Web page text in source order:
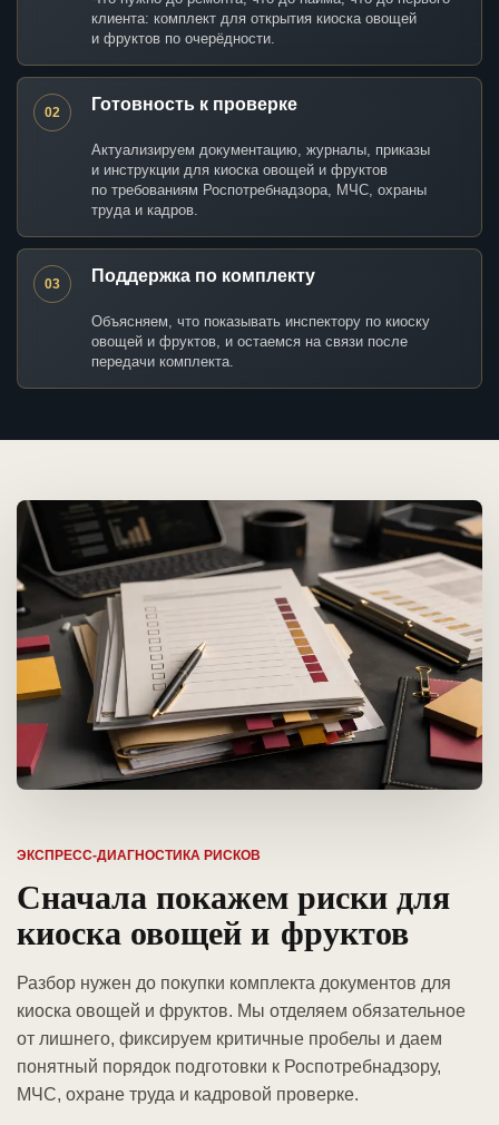
клиента: комплект для открытия киоска овощей
и фруктов по очерёдности.
02 Готовность к проверке
Актуализируем документацию, журналы, приказы
и инструкции для киоска овощей и фруктов
по требованиям Роспотребнадзора, МЧС, охраны
труда и кадров.
03 Поддержка по комплекту
Объясняем, что показывать инспектору по киоску
овощей и фруктов, и остаемся на связи после
передачи комплекта.
ЭКСПРЕСС-ДИАГНОСТИКА РИСКОВ
Сначала покажем риски для
киоска овощей и фруктов
Разбор нужен до покупки комплекта документов для
киоска овощей и фруктов. Мы отделяем обязательное
от лишнего, фиксируем критичные пробелы и даем
понятный порядок подготовки к Роспотребнадзору,
МЧС, охране труда и кадровой проверке.